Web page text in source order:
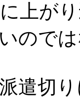
上が
ので
遣切り